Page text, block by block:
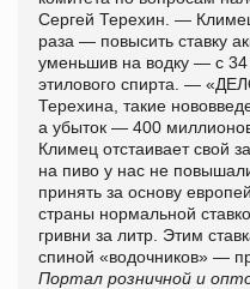
Сергей Терехин. —
раза — повысить ставку
уменьшив на водку — с 34
этилового спирта. —
Терехина, такие
а убыток — 400
Климец отстаивает свой
на пиво у нас не
принять за основу
страны нормальной
гривни за литр. Этим
спиной «водочников» —
Портал розничной и